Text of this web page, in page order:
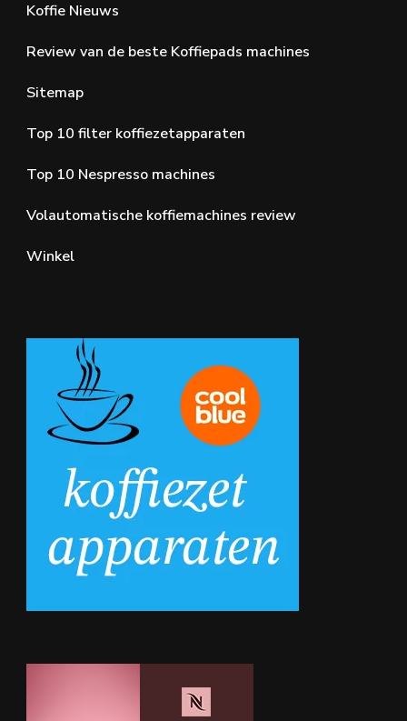
Koffie Nieuws
Review van de beste Koffiepads machines
Sitemap
Top 10 filter koffiezetapparaten
Top 10 Nespresso machines
Volautomatische koffiemachines review
Winkel